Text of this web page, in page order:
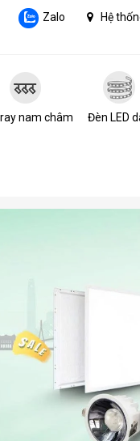
Zalo Hệ
nam châm Đèn LED